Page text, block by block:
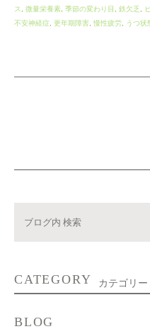
ス, 微量栄養素, 季節の変わり目 , 鉄欠乏 ,
不安神経症, 更年期障害, 慢性疲労, うつ状
CATEGORY カテゴリー
BLOG